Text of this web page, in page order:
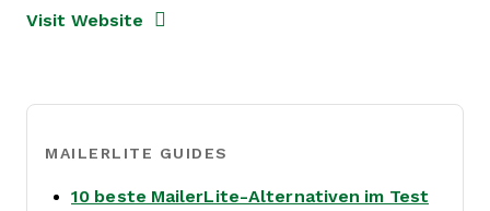
Visit Website Opens New Window
MAILERLITE GUIDES
10 beste MailerLite-Alternativen im Test